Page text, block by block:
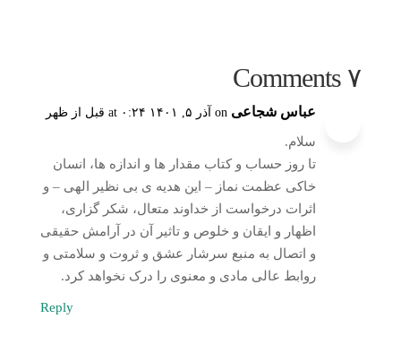
۷ Comments
عباس شجاعی on آذر ۵, ۱۴۰۱ at ۰:۲۴ قبل از ظهر
سلام.
تا روز حساب و کتاب مقدار ها و اندازه ها، انسان
خاکی عظمت نماز – این هدیه ی بی نظیر الهی – و
اثرات درخواست از خداوند متعال، شکر گزاری،
اظهار و‌‌ ایقان و خلوص و‌ تاثیر آن در آرامش حقیقی
و اتصال به منبع سرشار عشق و ثروت‌ و سلامتی‌ و‌
روابط عالی مادی و معنوی را درک نخواهد کرد.
Reply